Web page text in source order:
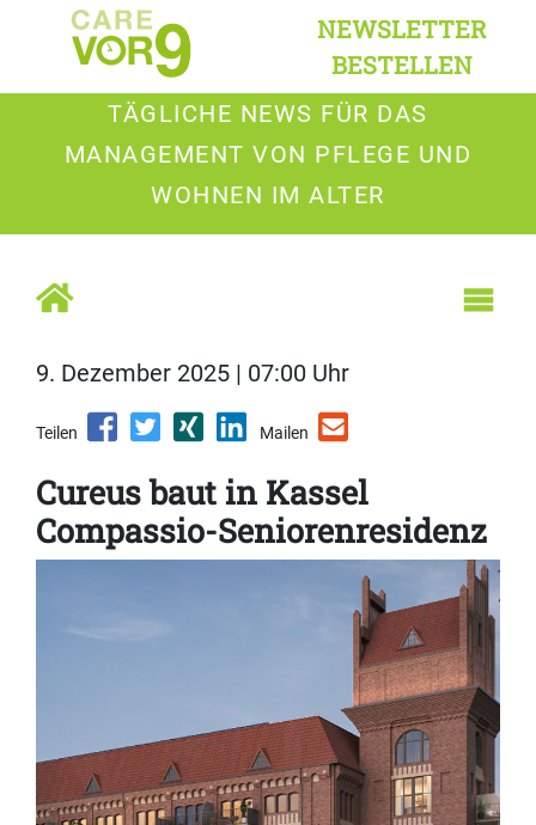
NEWSLETTER
BESTELLEN
TÄGLICHE NEWS FÜR DAS
MANAGEMENT VON PFLEGE UND
WOHNEN IM ALTER
9. Dezember 2025 | 07:00 Uhr
Teilen Mailen
Cureus baut in Kassel
Compassio-Seniorenresidenz